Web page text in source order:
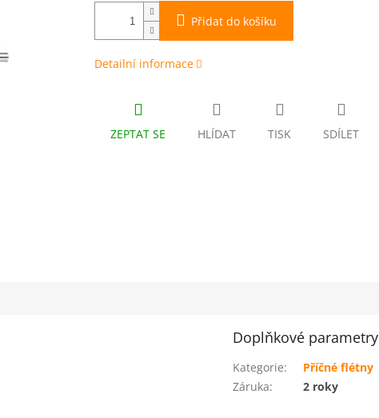
Přidat do košíku
Detailní informace
TISK
ZEPTAT SE HLÍDAT SDÍLET
Doplňkové parametry
Kategorie:
Příčné flétny
Záruka: 2 roky